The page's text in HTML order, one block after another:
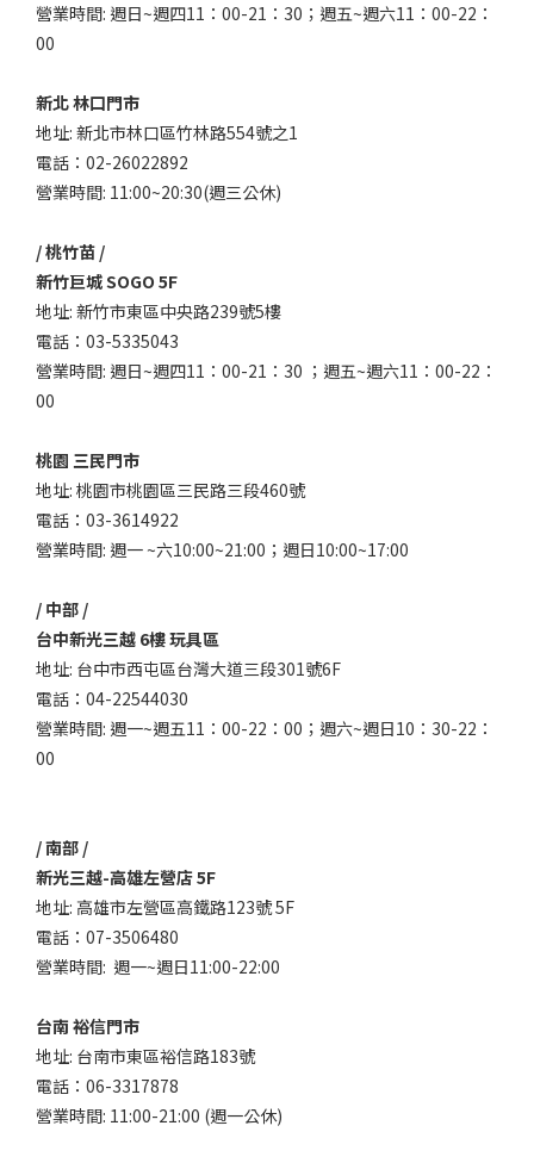
營業時間: 週日~週四11：00-21：30；週五~週六11：00-22：
00
新北 林口門市
地址: 新北市林口區竹林路554號之1
電話：02-26022892
營業時間: 11:00~20:30(週三公休)
/ 桃竹苗 /
新竹巨城 SOGO 5F
地址: 新竹市東區中央路239號5樓
電話：03-5335043
營業時間: 週日~週四11：00-21：30 ；週五~週六11：00-22：
00
桃園 三民門市
地址: 桃園市桃園區三民路三段460號
電話：03-3614922
營業時間: 週一 ~六10:00~21:00；週日10:00~17:00
/ 中部 /
台中新光三越 6樓 玩具區
地址: 台中市西屯區台灣大道三段301號6F
電話：04-22544030
營業時間: 週一~週五11：00-22：00；週六~週日10：30-22：
00
/ 南部 /
新光三越-高雄左營店 5F
地址: 高雄市左營區高鐵路123號 5F
電話：07-3506480
營業時間: 週一~週日11:00-22:00
台南 裕信門市
地址: 台南市東區裕信路183號
電話：06-3317878
營業時間: 11:00-21:00 (週一公休)